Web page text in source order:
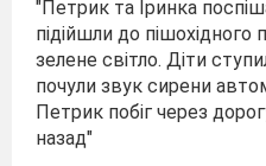
"Петрик та Іринка
підійшли до пішохідного
зелене світло. Діти
почули звук сирени
Петрик побіг через
назад"